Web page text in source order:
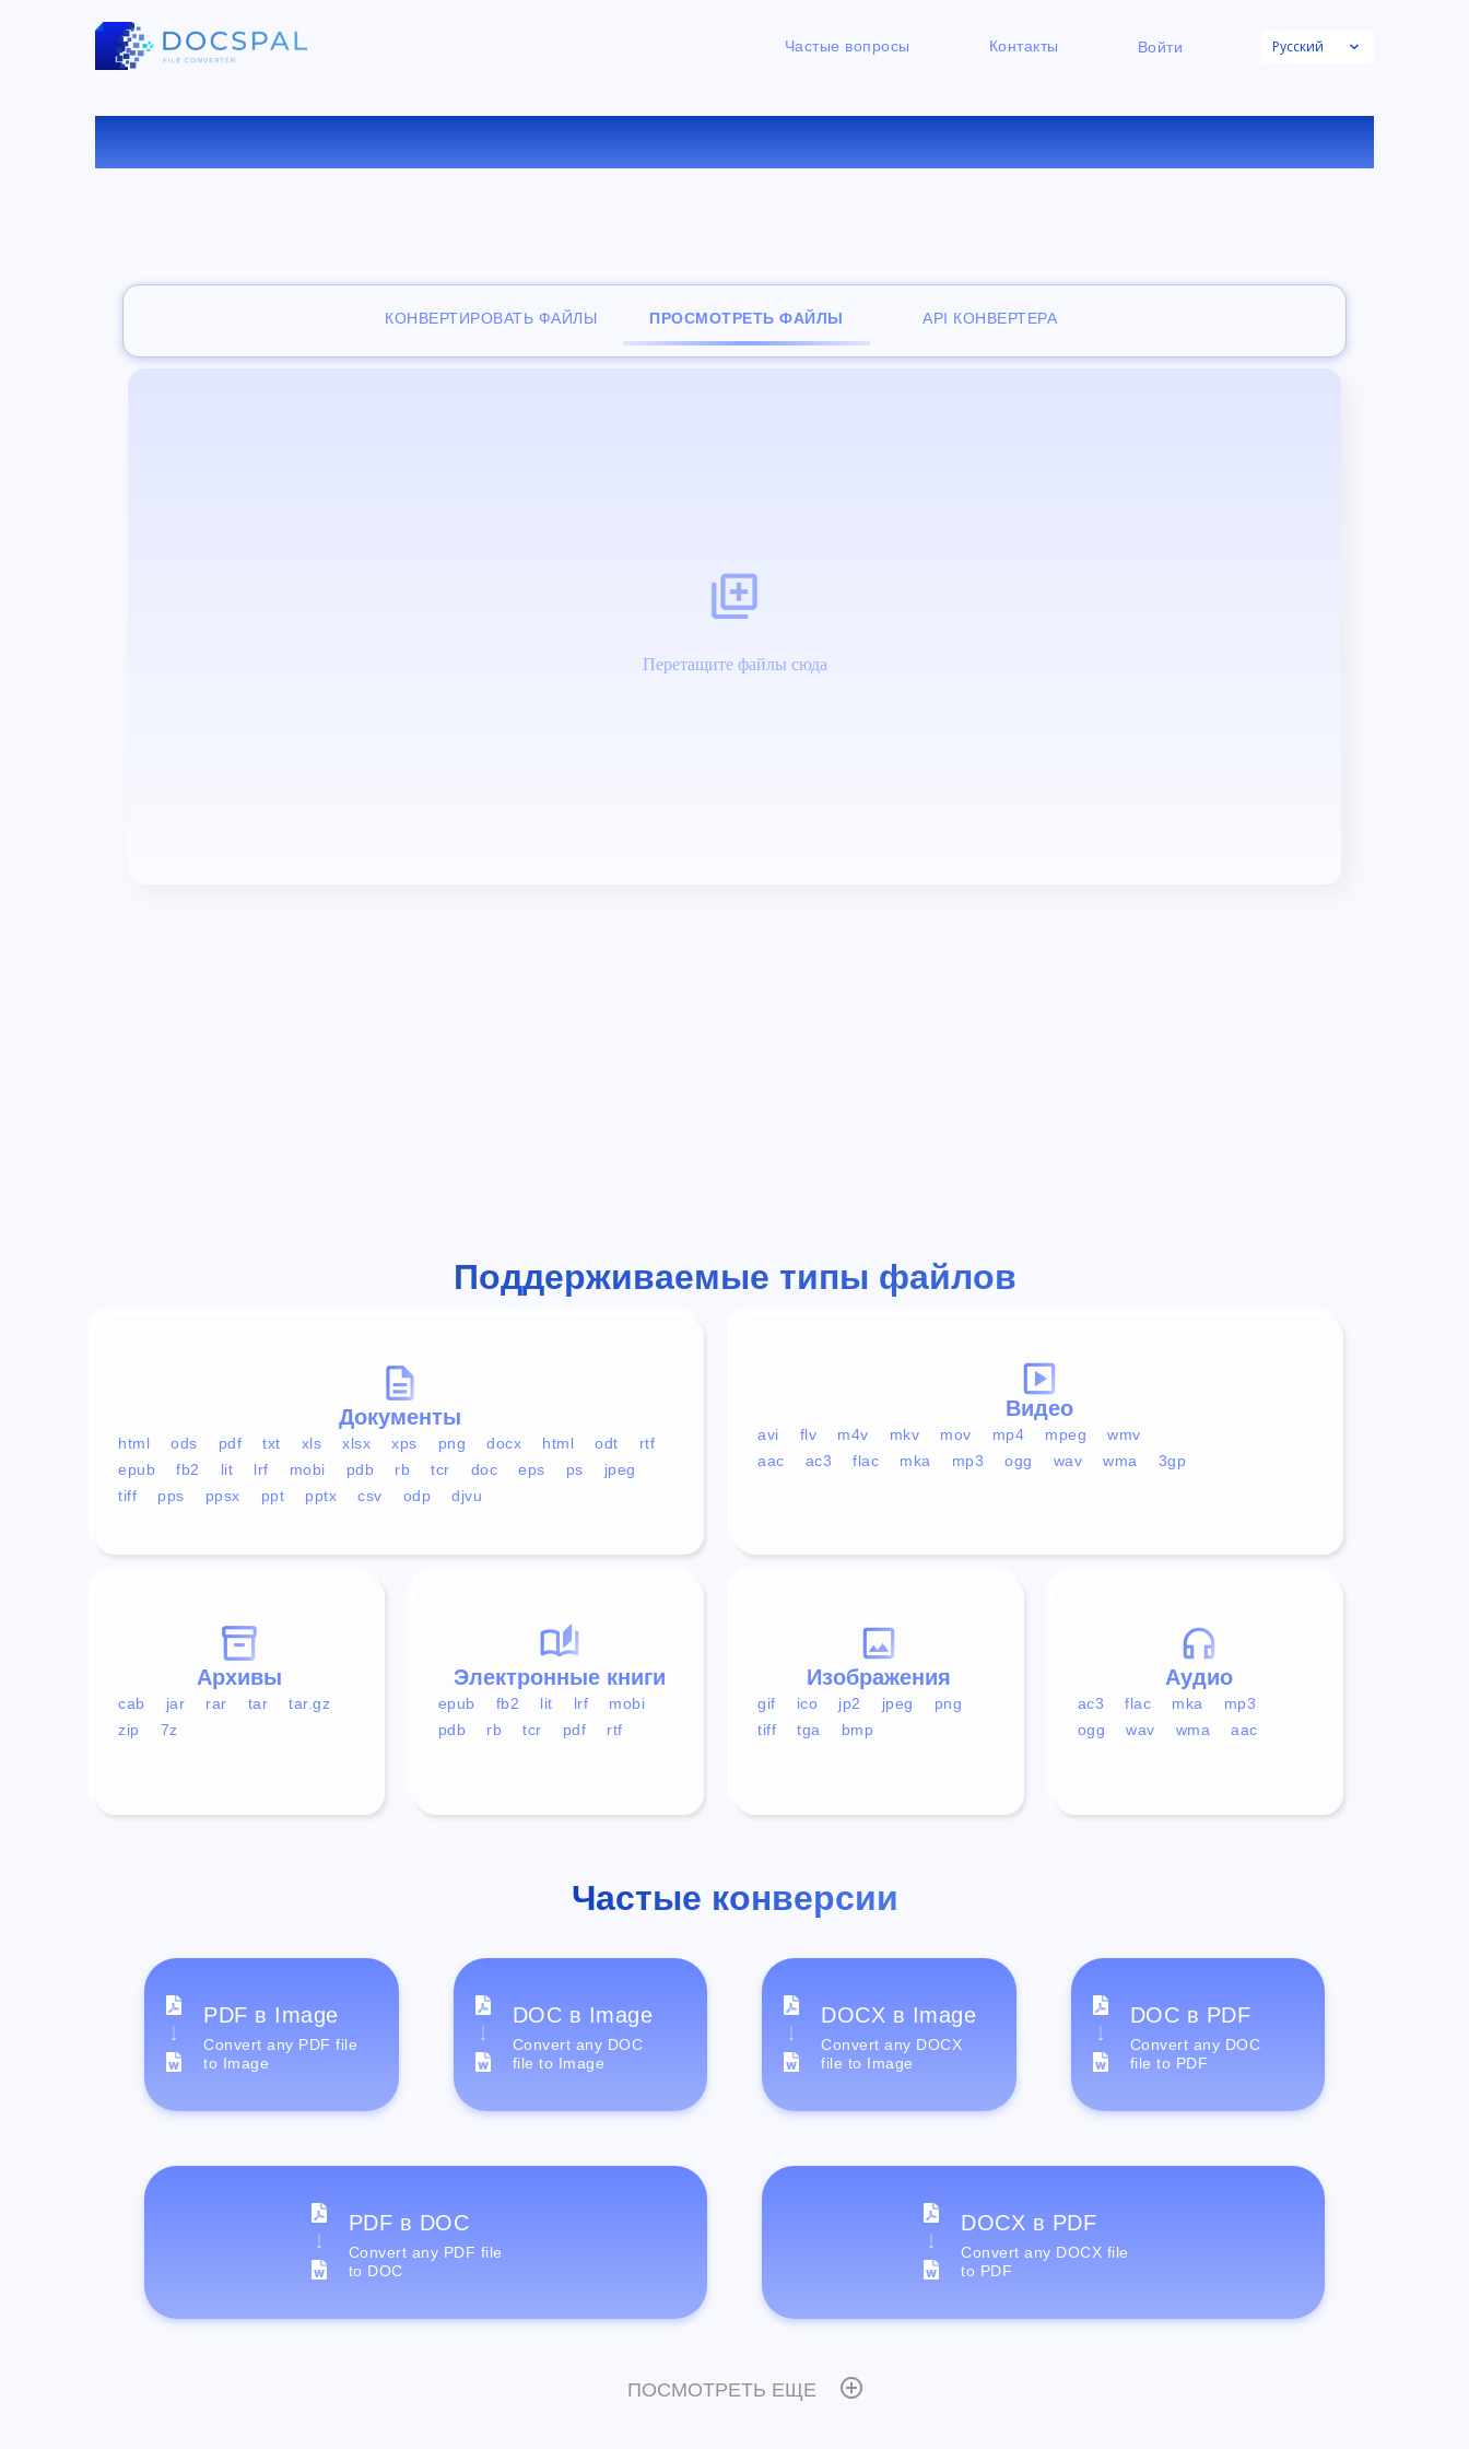
Частые вопросы Контакты Войти Русский
БЕСПЛАТНЫЙ ОНЛАЙН ПРОСМОТРЩИК ФАЙЛОВ
КОНВЕРТИРОВАТЬ ФАЙЛЫ ПРОСМОТРЕТЬ ФАЙЛЫ API КОНВЕРТЕРА
Перетащите файлы сюда
Поддерживаемые типы файлов
Документы
html ods pdf txt xls xlsx xps png docx html odt
rtf
epub
fb2 lit lrf mobi pdb rb tcr doc eps ps
jpeg
tiff
pps ppsx ppt pptx csv odp djvu
Видео
avi flv m4v mkv mov mp4 mpeg
wmv
aac
ac3 flac mka mp3 ogg wav wma 3gp
Аудио
ac3 flac mka
mp3
ogg
wav wma aac
Изображения
gif ico jp2 jpeg
png
tiff
tga bmp
Электронные книги
epub fb2 lit lrf
mobi
pdb
rb tcr pdf rtf
Архивы
cab jar rar tar
tar.gz
zip
7z
Частые конверсии
PDF в Image
Convert any PDF file
to Image
DOC в Image
Convert any DOC
file to Image
DOCX в Image
Convert any DOCX
file to Image
DOC в PDF
Convert any DOC
file to PDF
PDF в DOC
Convert any PDF file
to DOC
DOCX в PDF
Convert any DOCX file
to PDF
ПОСМОТРЕТЬ ЕЩЕ